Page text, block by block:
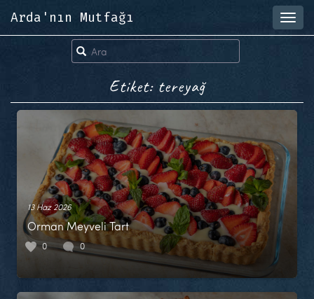
Arda'nın Mutfağı
Etiket: tereyağ
13 Haz 2026
Orman Meyveli Tart
0 0